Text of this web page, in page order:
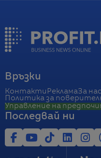
Връзки
Контакти РекламаЗа нас
Политика за
Управление на
Последвай ни